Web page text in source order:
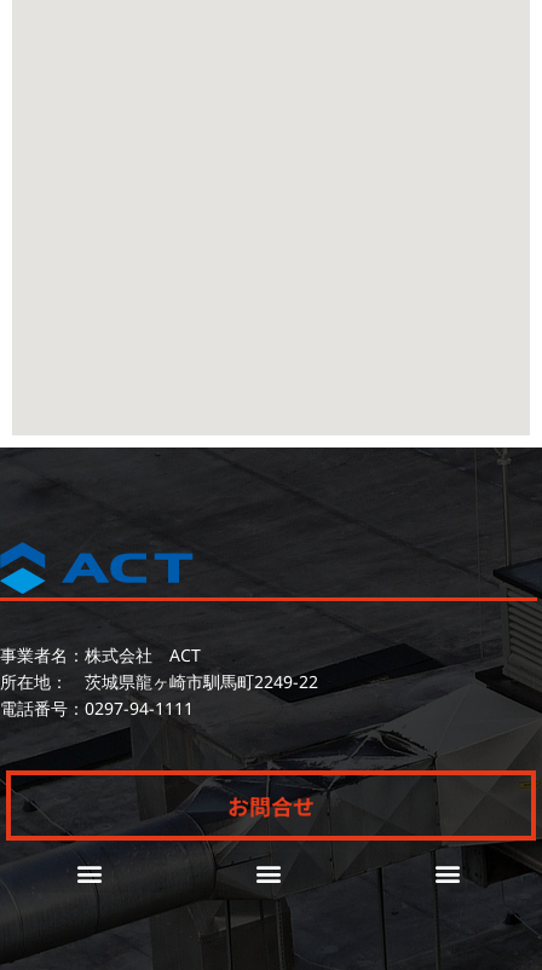
事業者名：株式会社 ACT
所在地： 茨城県龍ヶ崎市馴馬町2249-22
電話番号： 0297-94-1111
お問合せ